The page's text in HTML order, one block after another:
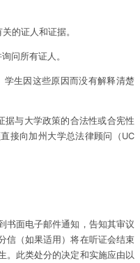
的证人和证据。
问所有证人。
生因这些原因而没有解释清楚
据与大学政策的合法性或合宪性
接向加州大学总法律顾问（UC
书面电子邮件通知，告知其审议
信（如果适用）将在听证会结束
。此类处分的决定和实施应由以